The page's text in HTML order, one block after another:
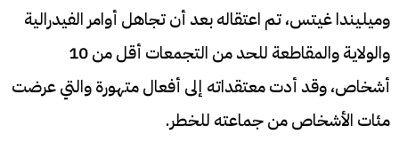
وميليندا غيتس، تم اعتقاله بعد أن تجاهل أوامر الفيدرالية
والولاية والمقاطعة للحد من التجمعات أقل من 10
أشخاص، وقد أدت معتقداته إلى أفعال متهورة والتي عرضت
مئات الأشخاص من جماعته للخطر.